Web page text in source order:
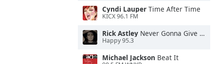
Cyndi Lauper Time After Time
KICX 96.1 FM
Rick Astley Never Gonna Give You Up
Happy 95.3
Michael Jackson Beat It